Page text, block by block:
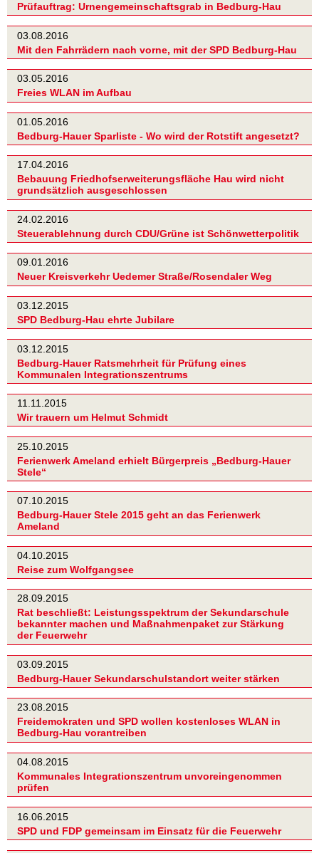
Prüfauftrag: Urnengemeinschaftsgrab in Bedburg-Hau
03.08.2016
Mit den Fahrrädern nach vorne, mit der SPD Bedburg-Hau
03.05.2016
Freies WLAN im Aufbau
01.05.2016
Bedburg-Hauer Sparliste - Wo wird der Rotstift angesetzt?
17.04.2016
Bebauung Friedhofserweiterungsfläche Hau wird nicht
grundsätzlich ausgeschlossen
24.02.2016
Steuerablehnung durch CDU/Grüne ist Schönwetterpolitik
09.01.2016
Neuer Kreisverkehr Uedemer Straße/Rosendaler Weg
03.12.2015
SPD Bedburg-Hau ehrte Jubilare
03.12.2015
Bedburg-Hauer Ratsmehrheit für Prüfung eines
Kommunalen Integrationszentrums
11.11.2015
Wir trauern um Helmut Schmidt
25.10.2015
Ferienwerk Ameland erhielt Bürgerpreis „Bedburg-Hauer
Stele“
07.10.2015
Bedburg-Hauer Stele 2015 geht an das Ferienwerk
Ameland
04.10.2015
Reise zum Wolfgangsee
28.09.2015
Rat beschließt: Leistungsspektrum der Sekundarschule
bekannter machen und Maßnahmenpaket zur Stärkung
der Feuerwehr
03.09.2015
Bedburg-Hauer Sekundarschulstandort weiter stärken
23.08.2015
Freidemokraten und SPD wollen kostenloses WLAN in
Bedburg-Hau vorantreiben
04.08.2015
Kommunales Integrationszentrum unvoreingenommen
prüfen
16.06.2015
SPD und FDP gemeinsam im Einsatz für die Feuerwehr